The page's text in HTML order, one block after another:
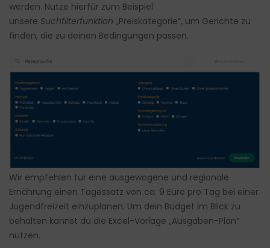
werden. Nutze hierfür zum Beispiel
unsere Suchfilterfunktion „Preiskategorie“, um Gerichte zu
finden, die zu deinen Bedingungen passen.
Wir empfehlen für eine ausgewogene und regionale
Ernährung einen Tagessatz von ca. 9 Euro pro Tag bei einer
Jugendfreizeit einzuplanen. Um dein Budget im Blick zu
behalten kannst du die Excel-Vorlage „Ausgaben-Plan“
nutzen.